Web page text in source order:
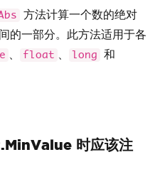
方法计算一个数的绝对
的一部分。此方法适用于各
float long 和
时应该注